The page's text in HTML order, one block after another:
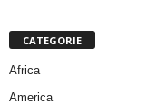
CATEGORIE
Africa
America